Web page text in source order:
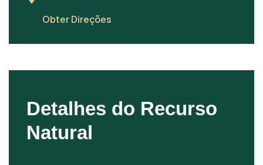
Obter Direções
Detalhes do Recurso
Natural